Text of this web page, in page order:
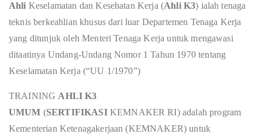
Ahli Keselamatan dan Kesehatan Kerja (Ahli K3) ialah tenaga
teknis berkeahlian khusus dari luar Departemen Tenaga Kerja
yang ditunjuk oleh Menteri Tenaga Kerja untuk mengawasi
ditaatinya Undang-Undang Nomor 1 Tahun 1970 tentang
Keselamatan Kerja (“UU 1/1970”)
TRAINING AHLI K3
UMUM (SERTIFIKASIKEMNAKER RI) adalah program
Kementerian Ketenagakerjaan (KEMNAKER) untuk